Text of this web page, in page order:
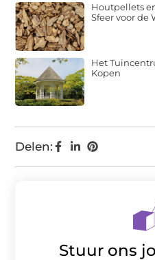
Delen:
Houtpellets
Sfeer voor de
Het
Kopen
Stuur ons